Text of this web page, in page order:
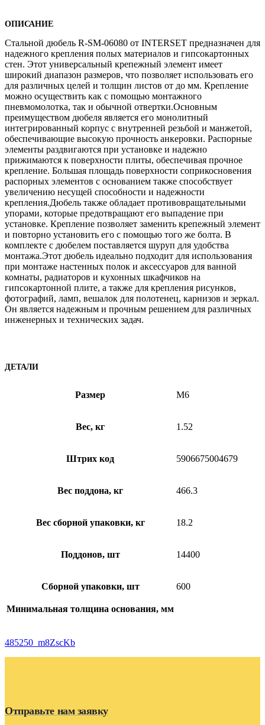
ОПИСАНИЕ
Стальной дюбель R-SM-06080 от INTERSET предназначен для
надежного крепления полых материалов и гипсокартонных
стен. Этот универсальный крепежный элемент имеет
широкий диапазон размеров, что позволяет использовать его
для различных целей и толщин листов от до мм. Крепление
можно осуществить как с помощью монтажного
пневмомолотка, так и обычной отвертки.Основным
преимуществом дюбеля является его монолитный
интегрированный корпус с внутренней резьбой и манжетой,
обеспечивающие высокую прочность анкеровки. Распорные
элементы раздвигаются при установке и надежно
прижимаются к поверхности плиты, обеспечивая прочное
крепление. Большая площадь поверхности соприкосновения
распорных элементов с основанием также способствует
увеличению несущей способности и надежности
крепления.Дюбель также обладает противовращательными
упорами, которые предотвращают его выпадение при
установке. Крепление позволяет заменить крепежный элемент
и повторно установить его с помощью того же болта. В
комплекте с дюбелем поставляется шуруп для удобства
монтажа.Этот дюбель идеально подходит для использования
при монтаже настенных полок и аксессуаров для ванной
комнаты, радиаторов и кухонных шкафчиков на
гипсокартонной плите, а также для крепления рисунков,
фотографий, ламп, вешалок для полотенец, карнизов и зеркал.
Он является надежным и прочным решением для различных
инженерных и технических задач.
ДЕТАЛИ
Размер M6
Вес, кг 1.52
Штрих код 5906675004679
Вес поддона, кг 466.3
Вес сборной упаковки, кг 18.2
Поддонов, шт 14400
Сборной упаковки, шт 600
Минимальная толщина основания, мм
485250_m8ZscKb
Отправьте нам заявку